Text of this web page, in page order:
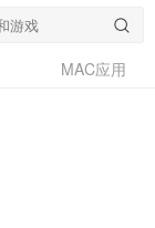
MAC应用